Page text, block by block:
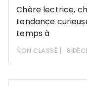
Chère lectrice,
tendance
temps à
NON CLASSÉ 8